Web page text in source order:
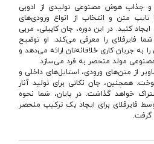
و جذاب هوش مصنوعی تولیدی از ادوبی
تایپ متن و انتخاب از انواع ورودی‌های
کنید. در این دوره، جان کابیلی، مربی
فایرفلای را معرفی می‌کند. او توضیح
به جریان کاری خلاقانه‌تان ارائه می‌دهد و
مولد منحصر به فرد می‌سازد.
از متن‌های ورودی، استایل‌های داخلی و
همچنین، جان نکاتی برای تولید آثار
خواهد گذاشت. در پایان، شما نحوه
فایرفلای برای ایجاد یک ترکیب منحصر
گرفت.